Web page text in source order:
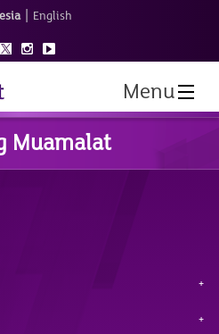
| English
Menu
Muamalat